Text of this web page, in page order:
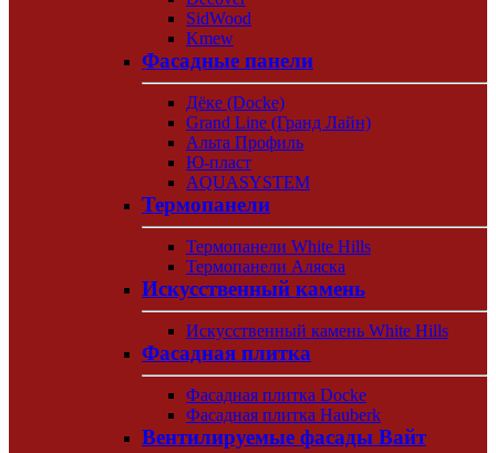
SidWood
Kmew
Фасадные панели
Дёке (Docke)
Grand Line (Гранд Лайн)
Альта Профиль
Ю-пласт
AQUASYSTEM
Термопанели
Термопанели White Hills
Термопанели Аляска
Искусственный камень
Искусственный камень White Hills
Фасадная плитка
Фасадная плитка Docke
Фасадная плитка Hauberk
Вентилируемые фасады Вайт